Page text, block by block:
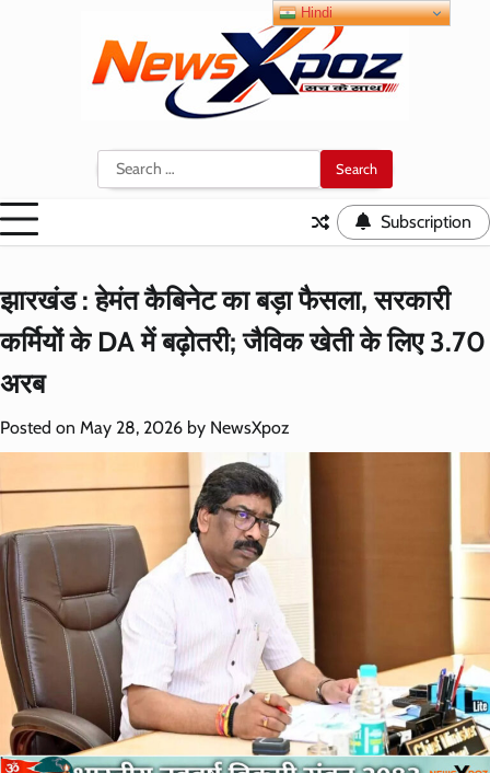
Search
for:
Subscription
झारखंड : हेमंत कैबिनेट का बड़ा फैसला, सरकारी
कर्मियों के DA में बढ़ोतरी; जैविक खेती के लिए 3.70
अरब
Posted on May 28, 2026 by NewsXpoz
Hindi